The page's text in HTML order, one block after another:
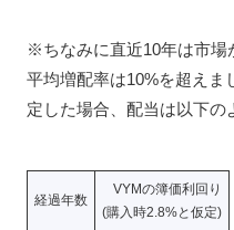
※ちなみに直近10年は市場
平均増配率は10%を超えま
定した場合、配当は以下の
経過年数
VYMの簿価利回り
(購入時2.8%と仮定)